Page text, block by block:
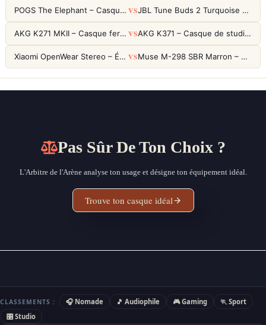
POGS The Elephant – Casque Filaire Enfants 85dB POGS-Safe™ (Éco-Responsable) VS JBL Tune Buds 2 Turquoise – Écouteurs True Wireless avec ANC et autonomie 48h
AKG K271 MKII – Casque fermé studio fiable pour une écoute neutre VS AKG K371 – Casque de studio fermé 50mm titane, réponse 5Hz-50kHz
Xiaomi OpenWear Stereo – Écouteurs Open-Ear Hi-Res avec réduction de fuite sonore VS Muse M-298 SBR Marron – Casque Bluetooth ANC avec 66h d'autonomie
Pas Sûr De Ton Choix ?
L'Arbitre de l'Arène analyse ton usage et désigne ton équipement idéal.
Trouve ton casque idéal
CLASSEMENTS : 🎧 Nomade 🎵 Audiophile 🎮 Gaming
🏃 Sport
🎛 Studio